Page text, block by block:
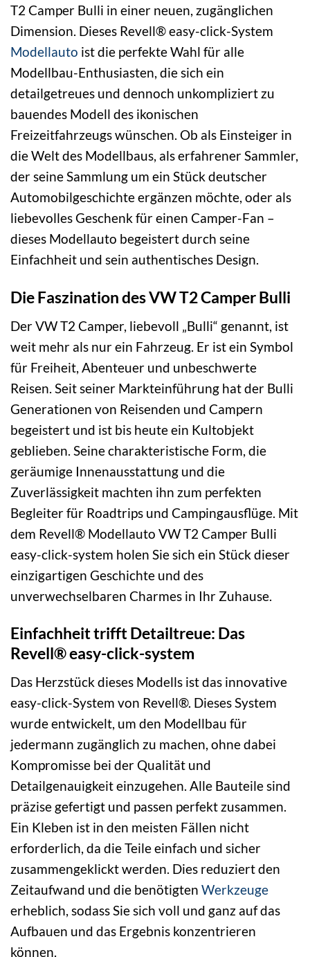
T2 Camper Bulli in einer neuen, zugänglichen
Dimension. Dieses Revell® easy-click-System
Modellauto ist die perfekte Wahl für alle
Modellbau-Enthusiasten, die sich ein
detailgetreues und dennoch unkompliziert zu
bauendes Modell des ikonischen
Freizeitfahrzeugs wünschen. Ob als Einsteiger in
die Welt des Modellbaus, als erfahrener Sammler,
der seine Sammlung um ein Stück deutscher
Automobilgeschichte ergänzen möchte, oder als
liebevolles Geschenk für einen Camper-Fan –
dieses Modellauto begeistert durch seine
Einfachheit und sein authentisches Design.
Die Faszination des VW T2 Camper Bulli
Der VW T2 Camper, liebevoll „Bulli“ genannt, ist
weit mehr als nur ein Fahrzeug. Er ist ein Symbol
für Freiheit, Abenteuer und unbeschwerte
Reisen. Seit seiner Markteinführung hat der Bulli
Generationen von Reisenden und Campern
begeistert und ist bis heute ein Kultobjekt
geblieben. Seine charakteristische Form, die
geräumige Innenausstattung und die
Zuverlässigkeit machten ihn zum perfekten
Begleiter für Roadtrips und Campingausflüge. Mit
dem Revell® Modellauto VW T2 Camper Bulli
easy-click-system holen Sie sich ein Stück dieser
einzigartigen Geschichte und des
unverwechselbaren Charmes in Ihr Zuhause.
Einfachheit trifft Detailtreue: Das
Revell® easy-click-system
Das Herzstück dieses Modells ist das innovative
easy-click-System von Revell®. Dieses System
wurde entwickelt, um den Modellbau für
jedermann zugänglich zu machen, ohne dabei
Kompromisse bei der Qualität und
Detailgenauigkeit einzugehen. Alle Bauteile sind
präzise gefertigt und passen perfekt zusammen.
Ein Kleben ist in den meisten Fällen nicht
erforderlich, da die Teile einfach und sicher
zusammengeklickt werden. Dies reduziert den
Zeitaufwand und die benötigten Werkzeuge
erheblich, sodass Sie sich voll und ganz auf das
Aufbauen und das Ergebnis konzentrieren
können.